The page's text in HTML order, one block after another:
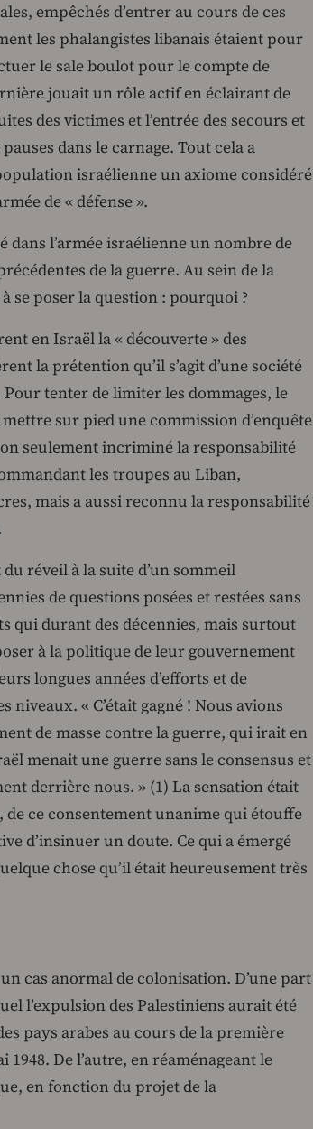
empêchés d’entrer au cours de ces
les phalangistes libanais étaient pour
le sale boulot pour le compte de
jouait un rôle actif en éclairant de
des victimes et l’entrée des secours et
dans le carnage. Tout cela a
israélienne un axiome considéré
de « défense ».
dans l’armée israélienne un nombre de
de la guerre. Au sein de la
se poser la question : pourquoi ?
en Israël la « découverte » des
la prétention qu’il s’agit d’une société
tenter de limiter les dommages, le
sur pied une commission d’enquête
seulement incriminé la responsabilité
les troupes au Liban,
mais a aussi reconnu la responsabilité
du réveil à la suite d’un sommeil
de questions posées et restées sans
qui durant des décennies, mais surtout
à la politique de leur gouvernement
longues années d’efforts et de
niveaux. « C’était gagné ! Nous avions
de masse contre la guerre, qui irait en
menait une guerre sans le consensus et
derrière nous. » (1) La sensation était
de ce consentement unanime qui étouffe
d’insinuer un doute. Ce qui a émergé
chose qu’il était heureusement très
cas anormal de colonisation. D’une part
l’expulsion des Palestiniens aurait été
pays arabes au cours de la première
De l’autre, en réaménageant le
en fonction du projet de la